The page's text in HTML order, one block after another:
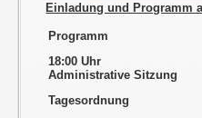
Einladung und Programm
Programm
18:00 Uhr
Administrative Sitzung
Tagesordnung